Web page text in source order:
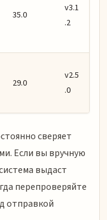
35.0
v3.1
.2
29.0
v2.5
.0
сверяет
Если вы вручную
выдаст
перепроверяйте
отправкой